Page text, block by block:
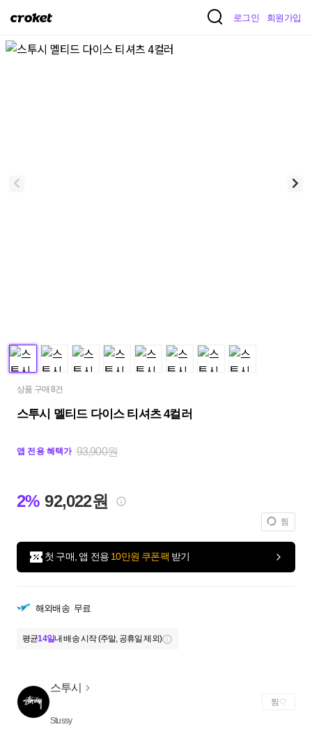
크
켓
로그인 회원가입
상품 구매 8건
스투시 멜티드 다이스 티셔츠 4컬러
앱 전용 혜택가 93,900원
2% 92,022원
찜
첫 구매, 앱 전용 10만원 쿠폰팩 받기
해외배송 무료
평균14일내 배송 시작 (주말, 공휴일 제외)
스투시
Stussy
찜